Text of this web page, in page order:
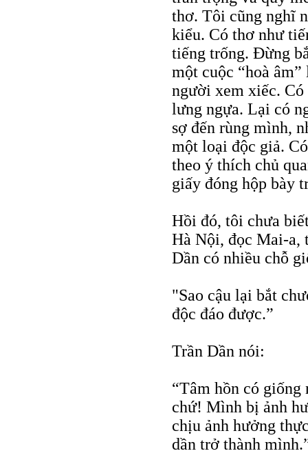
thơ. Tôi cũng nghĩ
kiểu. Có thơ như
tiếng trống. Đừng
một cuộc “hoà
người xem xiếc.
lưng ngựa. Lại có
sợ đến rùng mình,
một loại độc giả.
theo ý thích chủ
giấy đóng hộp bày
Hồi đó, tôi chưa
Hà Nội, đọc Mai-a,
Dần có nhiều chỗ
"Sao cậu lại bắt
độc đáo được.”
Trần Dần nói:
“Tâm hồn có giống
chứ! Mình bị ảnh
chịu ảnh hưởng
dần trở thành